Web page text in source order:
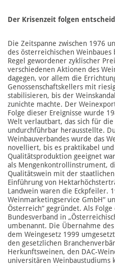
Der Krisenzeit folgen
Die Zeitspanne zwischen 1976
des österreichischen
Regel gewordener zyklischer
verschiedenen Aktionen des
dagegen, vor allem die
Genossenschaftskellers mit
stabilisieren, bis der
zunichte machte. Der
Folge dieser Ereignisse wurde
Welt verlautbart, das sich für
undurchführbar herausstellte.
Weinbauverbandes wurde das
novelliert, bis es praktikabel
Qualitätsproduktion geeignet
als Mengenkontrollinstrument,
Qualitätswein mit der
Einführung von
Landwein waren die Eckpfeiler.
Weinmarketingservice GmbH“
Österreich“ gegründet. Als
Bundesverband in
umbenannt. Die Übernahme
dem Weingesetz 1999
den gesetzlichen
Herkunftsweinen, den DAC-
universitären